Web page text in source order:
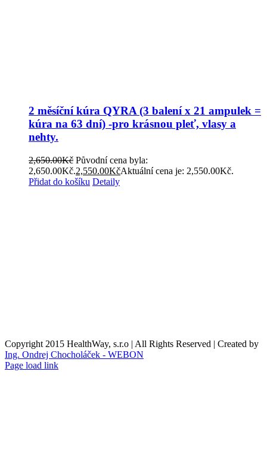
2 měsíční kúra QYRA (3 balení x 21 ampulek =
kúra na 63 dní) -pro krásnou pleť, vlasy a
nehty.
2,650.00Kč Původní cena byla:
2,650.00Kč.2,550.00KčAktuální cena je: 2,550.00Kč.
Přidat do košíku Detaily
Copyright 2015 HealthWay, s.r.o | All Rights Reserved | Created by
Ing. Ondrej Chocholáček - WEBON
Page load link